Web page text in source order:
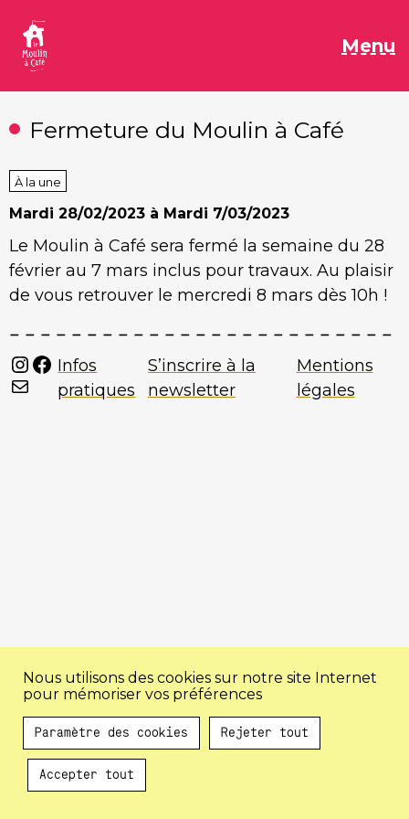
contenu
Menu
Fermeture du Moulin à Café
À la une
Mardi 28/02/2023 à Mardi 7/03/2023
Le Moulin à Café sera fermé la semaine du 28
février au 7 mars inclus pour travaux. Au plaisir
de vous retrouver le mercredi 8 mars dès 10h !
Instagram
Facebook
Mail
Infos
pratiques
S’inscrire à la
newsletter
Mentions
légales
Au programme !
Nous utilisons des cookies sur notre site Internet
pour mémoriser vos préférences
Paramètre des cookies Rejeter tout
Accepter tout